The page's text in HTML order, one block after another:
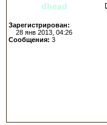
dhead
Зарегистрирован:
28 янв 2013, 04:26
Сообщения: 3